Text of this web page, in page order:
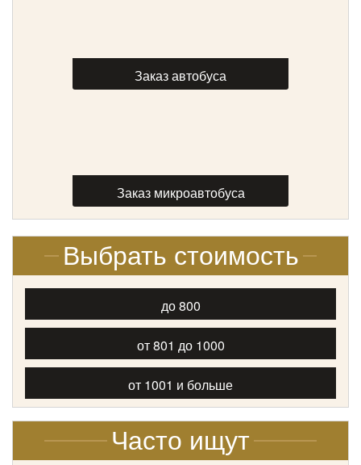
Заказ автобуса
Заказ микроавтобуса
Выбрать стоимость
до 800
от 801 до 1000
от 1001 и больше
Часто ищут
Количество мест:20
Цена от:1800 руб/час
Количество мест:19